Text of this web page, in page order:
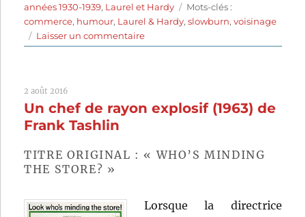
le
années 1930-1939, Laurel et Hardy Étiquettes
Mots-clés :
commerce, humour, Laurel & Hardy,slowburn,voisinage
Laisser un commentairesur
Laurel
(1935)
Rogers
2 août 2016
Un chef de rayon explosif (1963) de
Frank Tashlin
TITRE ORIGINAL : « WHO’S MINDING
THE STORE? »
Lorsque la directrice